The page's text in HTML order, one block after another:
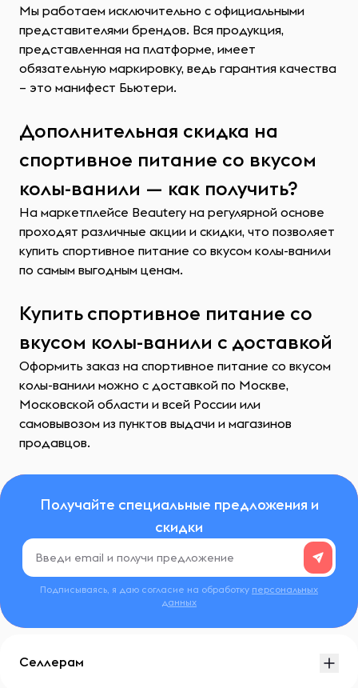
Мы работаем исключительно с официальными
представителями брендов. Вся продукция,
представленная на платформе, имеет
обязательную маркировку, ведь гарантия качества
– это манифест Бьютери.
Дополнительная скидка на
спортивное питание со вкусом
колы-ванили — как получить?
На маркетплейсе Beautery на регулярной основе
проходят различные акции и скидки, что позволяет
купить спортивное питание со вкусом колы-ванили
по самым выгодным ценам.
Купить спортивное питание со
вкусом колы-ванили с доставкой
Оформить заказ на спортивное питание со вкусом
колы-ванили можно с доставкой по Москве,
Московской области и всей России или
самовывозом из пунктов выдачи и магазинов
продавцов.
Получайте специальные предложения и
скидки
Подписываясь, я даю согласие на обработку персональных
данных
Селлерам